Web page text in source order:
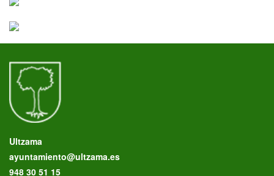
Ultzama
ayuntamiento@ultzama.es
948 30 51 15